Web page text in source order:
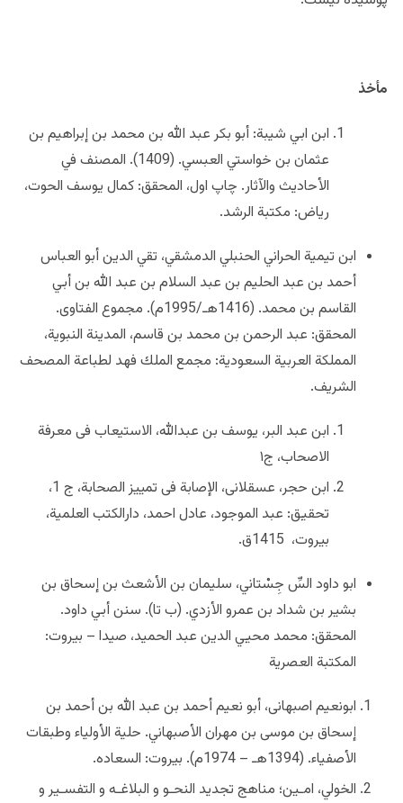
مأخذ
ابن ابي شيبة: أبو بكر عبد الله بن محمد بن إبراهيم بن
عثمان بن خواستي العبسي. (1409). المصنف في
الأحاديث والآثار. چاپ اول، المحقق: كمال يوسف الحوت،
رياض: مكتبة الرشد.
ابن تيمية الحراني الحنبلي الدمشقي، تقي الدين أبو العباس
أحمد بن عبد الحليم بن عبد السلام بن عبد الله بن أبي
القاسم بن محمد. (1416هـ/1995م). مجموع الفتاوى.
المحقق: عبد الرحمن بن محمد بن قاسم، المدينة النبوية،
المملكة العربية السعودية: مجمع الملك فهد لطباعة المصحف
الشريف.
ابن عبد البر، یوسف بن عبدالله، الاستیعاب فی معرفة
الاصحاب، ج۱
ابن حجر، عسقلانى، الإصابة فى تمییز الصحابة، ج ‏1،
تحقیق: عبد الموجود، عادل احمد، دارالکتب العلمیة،
بیروت،
ابو داود السِّ جِسْتاني، سليمان بن الأشعث بن إسحاق بن
بشير بن شداد بن عمرو الأزدي. (ب تا). سنن أبي داود.
المحقق: محمد محيي الدين عبد الحميد، صيدا – بيروت:
المكتبة العصرية
ابونعیم اصبهانی، أبو نعيم أحمد بن عبد الله بن أحمد بن
إسحاق بن موسى بن مهران الأصبهاني. حلية الأولياء وطبقات
الأصفياء. (1394هـ – 1974م). بیروت: السعاده.
الخولي، امـين؛ مناهج تجديد النحـو و البلاغـه و التفسـير و